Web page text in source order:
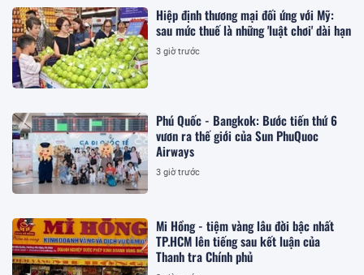
Hiệp định thương mại đối ứng với Mỹ:
sau mức thuế là những 'luật chơi' dài hạn
3 giờ trước
Phú Quốc - Bangkok: Bước tiến thứ 6
vươn ra thế giới của Sun PhuQuoc
Airways
3 giờ trước
Mi Hồng - tiệm vàng lâu đời bậc nhất
TP.HCM lên tiếng sau kết luận của
Thanh tra Chính phủ